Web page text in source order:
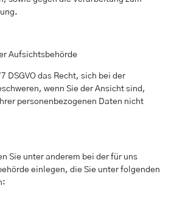
Aufsichtsbehörde
DSGVO das Recht, sich bei der
wenn Sie der Ansicht sind,
personenbezogenen Daten nicht
Sie unter anderem bei der für uns
einlegen, die Sie unter folgenden